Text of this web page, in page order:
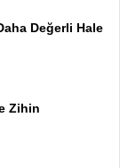
Değerli Hale
Zihin